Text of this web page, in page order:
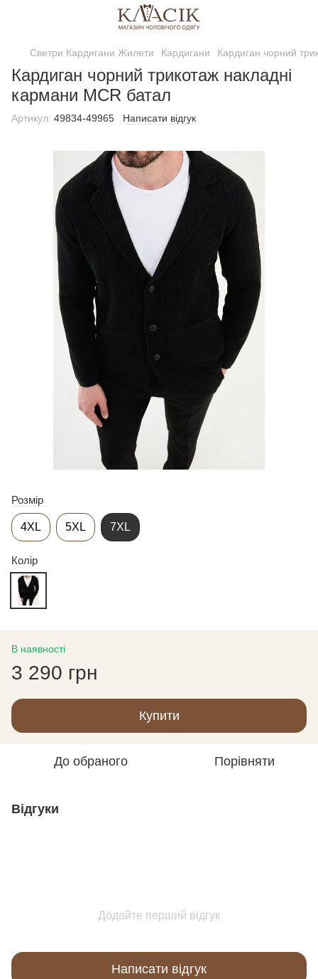
Светри Кардигани Жилети Кардигани Кардиган чорний
Кардиган чорний трикотаж накладні
кармани MCR батал
Артикул: 49834-49965 Написати відгук
Розмір
4XL 5XL 7XL
Колір
В наявності
3 290 грн
Купити
До обраного Порівняти
Відгуки
Додайте перший відгук
Написати відгук